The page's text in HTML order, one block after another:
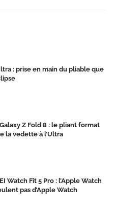
: prise en main du pliable que
Z Fold 8 : le pliant format
la vedette à l’Ultra
Watch Fit 5 Pro : l’Apple Watch
pas d’Apple Watch